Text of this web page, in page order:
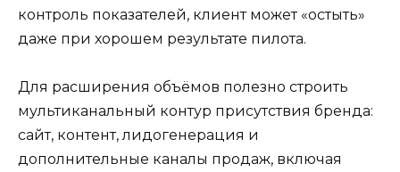
контроль показателей, клиент может «остыть»
даже при хорошем результате пилота.
Для расширения объёмов полезно строить
мультиканальный контур присутствия бренда:
сайт, контент, лидогенерация и
дополнительные каналы продаж, включая